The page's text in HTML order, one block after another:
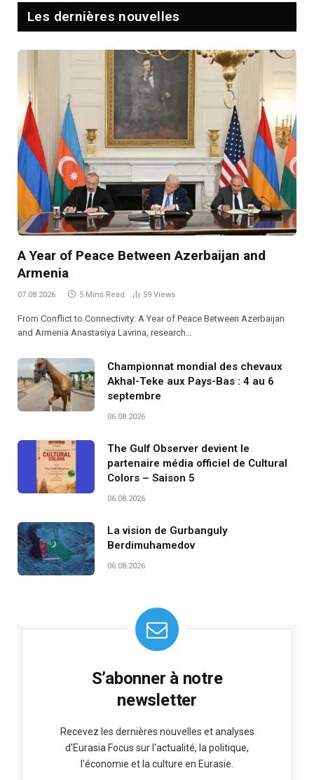
Les dernières nouvelles
A Year of Peace Between Azerbaijan and
Armenia
07.08.2026 5 Mins Read 59 Views
From Conflict to Connectivity: A Year of Peace Between Azerbaijan
and Armenia Anastasiya Lavrina, research…
Championnat mondial des chevaux
Akhal-Teke aux Pays-Bas : 4 au 6
septembre
06.08.2026
The Gulf Observer devient le
partenaire média officiel de Cultural
Colors – Saison 5
06.08.2026
La vision de Gurbanguly
Berdimuhamedov
06.08.2026
S’abonner à notre
newsletter
Recevez les dernières nouvelles et analyses
d'Eurasia Focus sur l'actualité, la politique,
l'économie et la culture en Eurasie.